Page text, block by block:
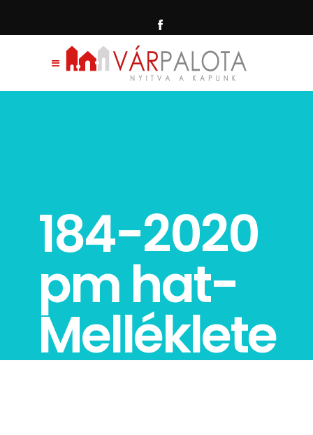
184-2020
pm hat-
Melléklete